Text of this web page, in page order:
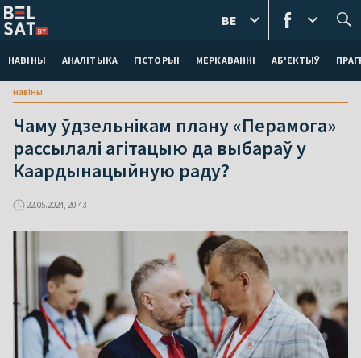
НАВІНЫ АНАЛІТЫКА ГІСТОРЫІ МЕРКАВАННI АБ'ЕКТЫЎ
BE
навіны
Чаму ўдзельнікам плану «Перамога»
рассылалі агітацыю да выбараў у
Каардынацыйную раду?
22.05.2024, 20:43